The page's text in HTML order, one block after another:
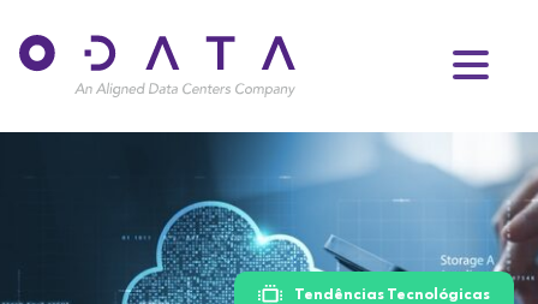
Tendências Tecnológicas